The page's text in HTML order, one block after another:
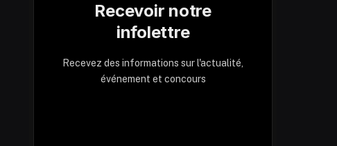
Recevoir notre
infolettre
Recevez des informations sur l'actualité,
événement et concours